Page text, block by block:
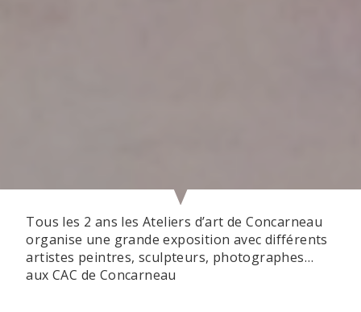
Tous les 2 ans les Ateliers d’art de Concarneau
organise une grande exposition avec différents
artistes peintres, sculpteurs, photographes…
aux CAC de Concarneau